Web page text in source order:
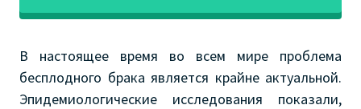
В настоящее время во всем мире проблема
бесплодного брака является крайне актуальной.
Эпидемиологические исследования показали,